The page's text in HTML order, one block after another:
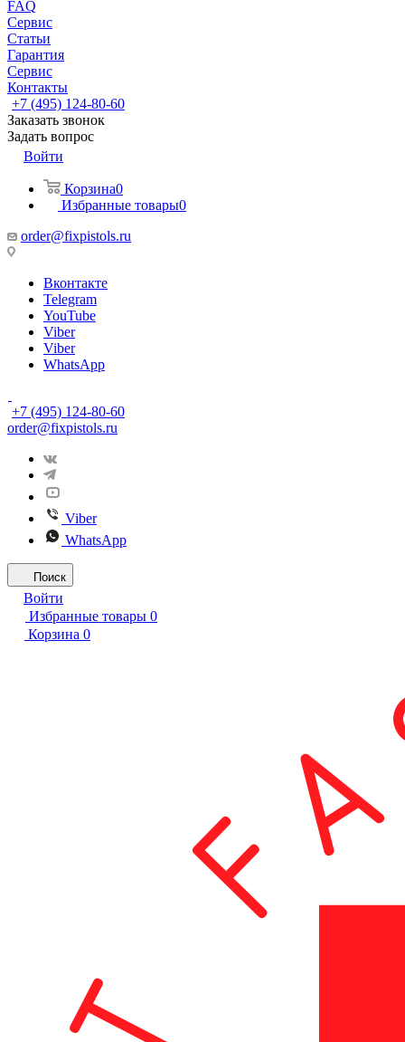
FAQ
Сервис
Статьи
Гарантия
Сервис
Контакты
+7 (495) 124-80-60
Заказать звонок
Задать вопрос
Войти
Корзина0
Избранные товары0
order@fixpistols.ru
Вконтакте
Telegram
YouTube
Viber
Viber
WhatsApp
+7 (495) 124-80-60
order@fixpistols.ru
Viber
WhatsApp
Поиск
Войти
Избранные товары 0
Корзина 0